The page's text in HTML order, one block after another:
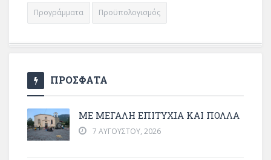
Προγράμματα Προϋπολογισμός
ΠΡΟΣΦΑΤΑ
ΜΕ ΜΕΓΆΛΗ ΕΠΙΤΥΧΊΑ ΚΑΙ ΠΟΛΛΆ
7 ΑΥΓΟΎΣΤΟΥ, 2026